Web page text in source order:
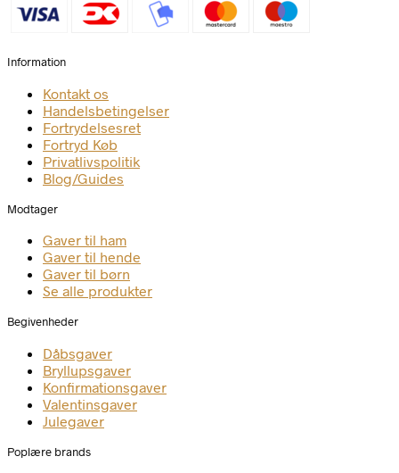
Information
Kontakt os
Handelsbetingelser
Fortrydelsesret
Fortryd Køb
Privatlivspolitik
Blog/Guides
Modtager
Gaver til ham
Gaver til hende
Gaver til børn
Se alle produkter
Begivenheder
Dåbsgaver
Bryllupsgaver
Konfirmationsgaver
Valentinsgaver
Julegaver
Poplære brands